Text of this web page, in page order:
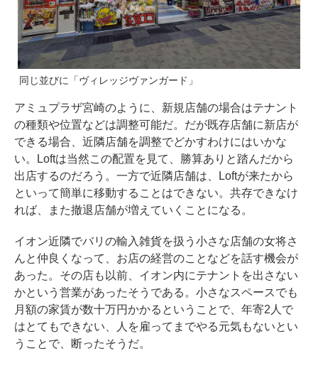
同じ並びに「ヴィレッジヴァンガード」
アミュプラザ宮崎のように、新規店舗の場合はテナント
の種類や位置などは調整可能だ。だが既存店舗に新店が
できる場合、近隣店舗を調整でどかすわけにはいかな
い。Loftは当然この配置を見て、勝算ありと踏んだから
出店するのだろう。一方で近隣店舗は、Loftが来たから
といって簡単に移動することはできない。共存できなけ
れば、また撤退店舗が増えていくことになる。
イオン近隣でバリの輸入雑貨を扱う小さな店舗の女将さ
んと仲良くなって、お店の経営のことなどを話す機会が
あった。その店も以前、イオン内にテナントを出さない
かという営業があったそうである。小さなスペースでも
月額の家賃が数十万円かかるということで、年寄2人で
はとてもできない、人を雇ってまでやる元気もないとい
うことで、断ったそうだ。